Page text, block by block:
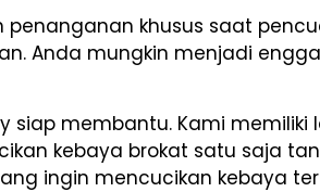
khusus saat
Anda mungkin menjadi
siap membantu. Kami memiliki
kebaya brokat satu saja
ingin mencucikan kebaya